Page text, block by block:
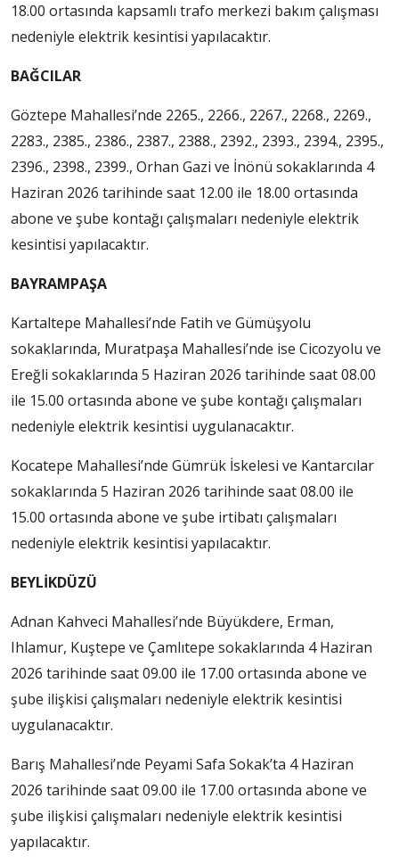
18.00 ortasında kapsamlı trafo merkezi bakım çalışması
nedeniyle elektrik kesintisi yapılacaktır.
BAĞCILAR
Göztepe Mahallesi’nde 2265., 2266., 2267., 2268., 2269.,
2283., 2385., 2386., 2387., 2388., 2392., 2393., 2394., 2395.,
2396., 2398., 2399., Orhan Gazi ve İnönü sokaklarında 4
Haziran 2026 tarihinde saat 12.00 ile 18.00 ortasında
abone ve şube kontağı çalışmaları nedeniyle elektrik
kesintisi yapılacaktır.
BAYRAMPAŞA
Kartaltepe Mahallesi’nde Fatih ve Gümüşyolu
sokaklarında, Muratpaşa Mahallesi’nde ise Cicozyolu ve
Ereğli sokaklarında 5 Haziran 2026 tarihinde saat 08.00
ile 15.00 ortasında abone ve şube kontağı çalışmaları
nedeniyle elektrik kesintisi uygulanacaktır.
Kocatepe Mahallesi’nde Gümrük İskelesi ve Kantarcılar
sokaklarında 5 Haziran 2026 tarihinde saat 08.00 ile
15.00 ortasında abone ve şube irtibatı çalışmaları
nedeniyle elektrik kesintisi yapılacaktır.
BEYLİKDÜZÜ
Adnan Kahveci Mahallesi’nde Büyükdere, Erman,
Ihlamur, Kuştepe ve Çamlıtepe sokaklarında 4 Haziran
2026 tarihinde saat 09.00 ile 17.00 ortasında abone ve
şube ilişkisi çalışmaları nedeniyle elektrik kesintisi
uygulanacaktır.
Barış Mahallesi’nde Peyami Safa Sokak’ta 4 Haziran
2026 tarihinde saat 09.00 ile 17.00 ortasında abone ve
şube ilişkisi çalışmaları nedeniyle elektrik kesintisi
yapılacaktır.